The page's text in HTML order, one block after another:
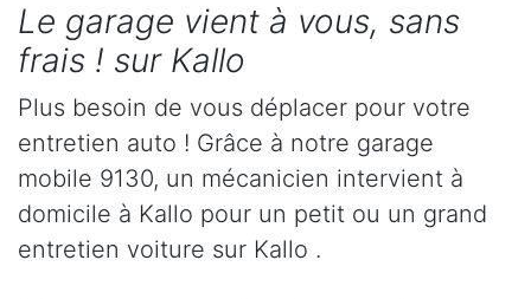
Le garage vient à vous, sans
frais ! sur Kallo
Plus besoin de vous déplacer pour votre
entretien auto ! Grâce à notre garage
mobile 9130, un mécanicien intervient à
domicile à Kallo pour un petit ou un grand
entretien voiture sur Kallo .